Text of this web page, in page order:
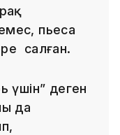
пьеса
салған.
үшін” деген
да